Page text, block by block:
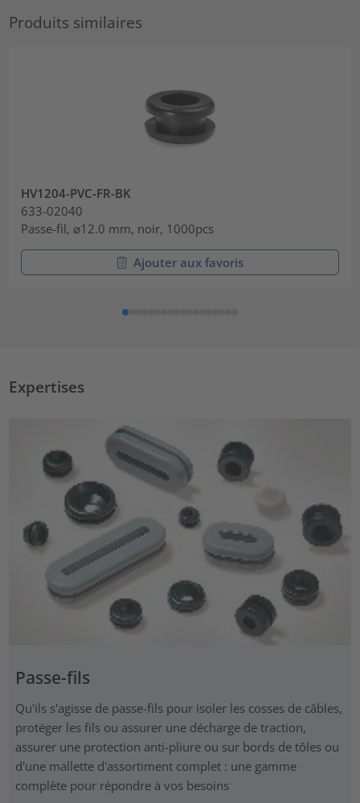
Produits similaires
HV1204-PVC-FR-BK
633-02040
Passe-fil, ⌀12.0 mm, noir, 1000pcs
Ajouter aux favoris
Expertises
Passe-fils
Qu'ils s'agisse de passe-fils pour isoler les cosses de câbles,
protéger les fils ou assurer une décharge de traction,
assurer une protection anti-pliure ou sur bords de tôles ou
d'une mallette d'assortiment complet : une gamme
complète pour répondre à vos besoins